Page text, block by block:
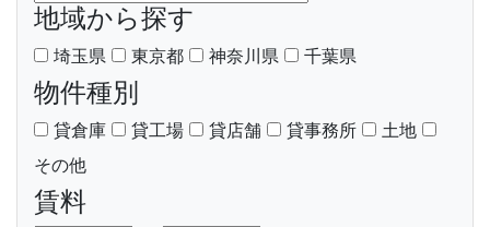
地域から探す
埼玉県 東京都 神奈川県 千葉県
物件種別
貸倉庫 貸工場 貸店舗 貸事務所
土地
その他
賃料